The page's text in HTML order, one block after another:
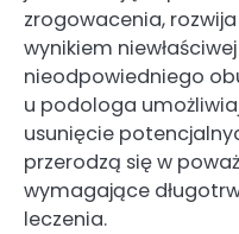
zrogowacenia,
wynikiem
nieodpowiedniego
u podologa
usunięcie
przerodzą się w
wymagające
leczenia.